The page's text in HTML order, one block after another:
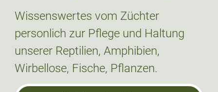
Wissenswertes vom Züchter
personlich zur Pflege und Haltung
unserer Reptilien, Amphibien,
Wirbellose, Fische, Pflanzen.